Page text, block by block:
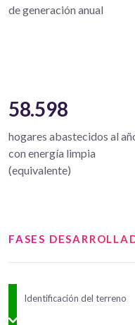
de generación anual
58.598
hogares abastecidos al
con energía limpia
(equivalente)
FASES
Identificación del terreno